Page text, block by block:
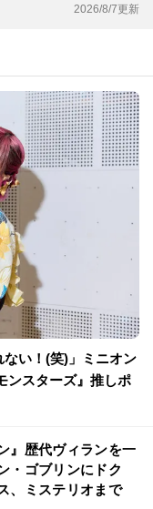
2026/8/7更新
ない！(笑)」ミニオン
ンスターズ』推しポ
』歴代ヴィランを一
・ゴブリンにドク
、ミステリオまで